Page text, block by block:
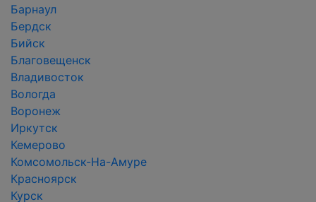
Барнаул
Бердск
Бийск
Благовещенск
Владивосток
Вологда
Воронеж
Иркутск
Кемерово
Комсомольск-На-Амуре
Красноярск
Курск